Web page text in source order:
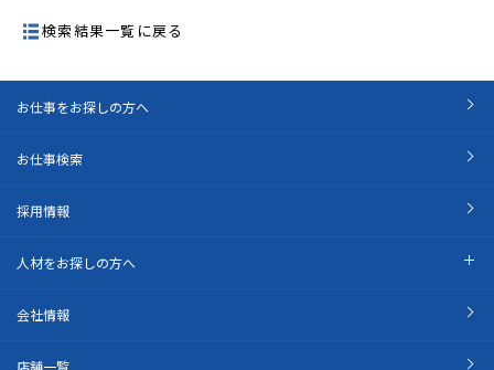
検索結果一覧に戻る
お仕事をお探しの方へ
お仕事検索
採用情報
人材をお探しの方へ
会社情報